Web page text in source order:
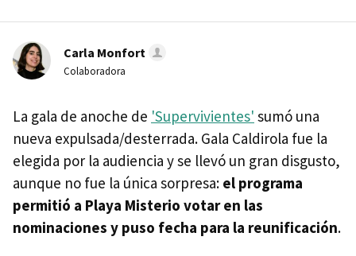
Carla Monfort
Colaboradora
La gala de anoche de 'Supervivientes' sumó una
nueva expulsada/desterrada. Gala Caldirola fue la
elegida por la audiencia y se llevó un gran disgusto,
aunque no fue la única sorpresa: el programa
permitió a Playa Misterio votar en las
nominaciones y puso fecha para la reunificación.